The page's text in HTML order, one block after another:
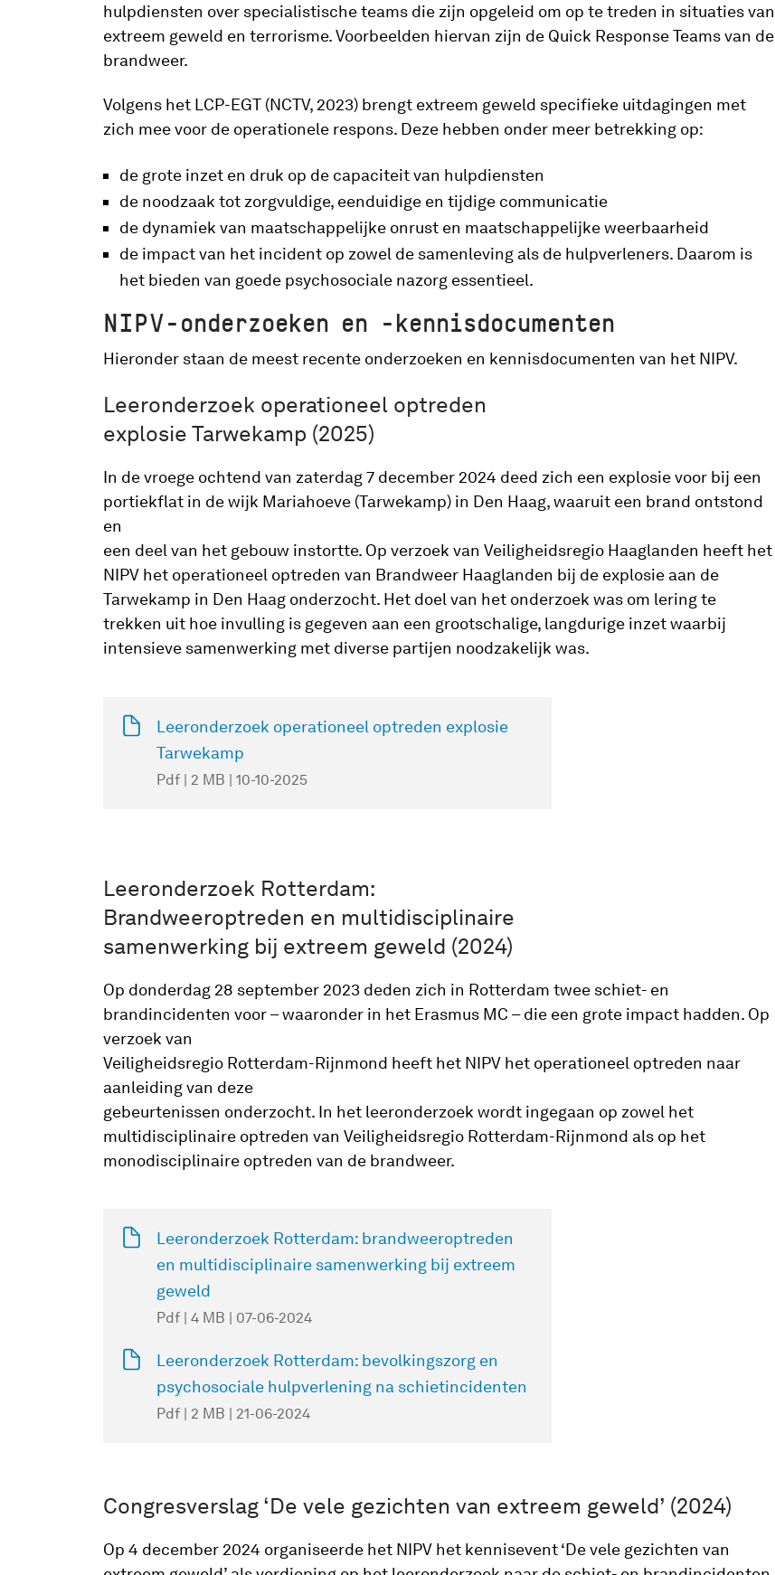
hulpdiensten over specialistische teams die zijn opgeleid om op te treden in situaties van
extreem geweld en terrorisme. Voorbeelden hiervan zijn de Quick Response Teams van de
brandweer.
Volgens het LCP-EGT (NCTV, 2023) brengt extreem geweld specifieke uitdagingen met
zich mee voor de operationele respons. Deze hebben onder meer betrekking op:
de grote inzet en druk op de capaciteit van hulpdiensten
de noodzaak tot zorgvuldige, eenduidige en tijdige communicatie
de dynamiek van maatschappelijke onrust en maatschappelijke weerbaarheid
de impact van het incident op zowel de samenleving als de hulpverleners. Daarom is
het bieden van goede psychosociale nazorg essentieel.
NIPV-onderzoeken en -kennisdocumenten
Hieronder staan de meest recente onderzoeken en kennisdocumenten van het NIPV.
Leeronderzoek operationeel optreden
explosie Tarwekamp (2025)
In de vroege ochtend van zaterdag 7 december 2024 deed zich een explosie voor bij een
portiekflat in de wijk Mariahoeve (Tarwekamp) in Den Haag, waaruit een brand ontstond
en
een deel van het gebouw instortte. Op verzoek van Veiligheidsregio Haaglanden heeft het
NIPV het operationeel optreden van Brandweer Haaglanden bij de explosie aan de
Tarwekamp in Den Haag onderzocht. Het doel van het onderzoek was om lering te
trekken uit hoe invulling is gegeven aan een grootschalige, langdurige inzet waarbij
intensieve samenwerking met diverse partijen noodzakelijk was.
Leeronderzoek operationeel optreden explosie
Tarwekamp
Pdf | 2 MB | 10-10-2025
Leeronderzoek Rotterdam:
Brandweeroptreden en multidisciplinaire
samenwerking bij extreem geweld (2024)
Op donderdag 28 september 2023 deden zich in Rotterdam twee schiet- en
brandincidenten voor – waaronder in het Erasmus MC – die een grote impact hadden. Op
verzoek van
Veiligheidsregio Rotterdam-Rijnmond heeft het NIPV het operationeel optreden naar
aanleiding van deze
gebeurtenissen onderzocht. In het leeronderzoek wordt ingegaan op zowel het
multidisciplinaire optreden van Veiligheidsregio Rotterdam-Rijnmond als op het
monodisciplinaire optreden van de brandweer.
Leeronderzoek Rotterdam: brandweeroptreden
en multidisciplinaire samenwerking bij extreem
geweld
Pdf | 4 MB | 07-06-2024
Leeronderzoek Rotterdam: bevolkingszorg en
psychosociale hulpverlening na schietincidenten
Pdf | 2 MB | 21-06-2024
Congresverslag ‘De vele gezichten van extreem geweld’ (2024)
Op 4 december 2024 organiseerde het NIPV het kennisevent ‘De vele gezichten van